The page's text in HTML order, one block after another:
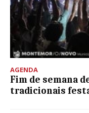
AGENDA
Fim de semana
tradicionais